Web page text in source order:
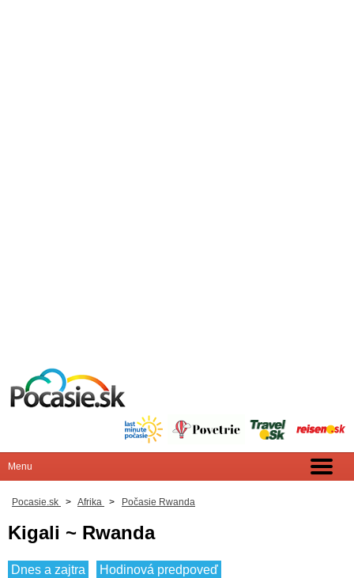
Pocasie.sk > Afrika > Počasie Rwanda
Kigali ~ Rwanda
Dnes a zajtra
Hodinová predpoveď